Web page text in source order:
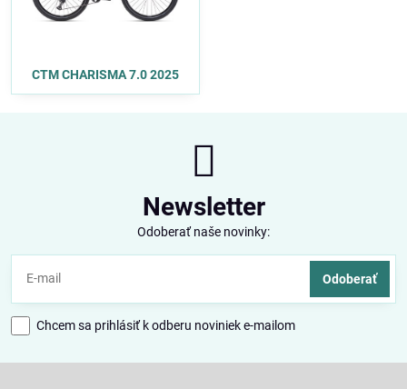
CTM CHARISMA 7.0 2025
Newsletter
Odoberať naše novinky:
Odoberať
Chcem sa prihlásiť k odberu noviniek e-mailom